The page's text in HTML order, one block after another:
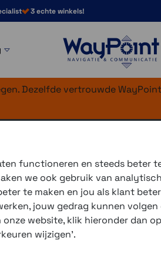
3 echte winkels!
Dezelfde vertrouwde
serie
bestaat uit toestellen
en fitness fanaten van alle
training net dat beetje extra. De
trainingsprogressie.
functioneren en steeds beter
we ook gebruik van
te maken en jou als klant
jouw gedrag kunnen
website, klik hieronder dan
wijzigen'.